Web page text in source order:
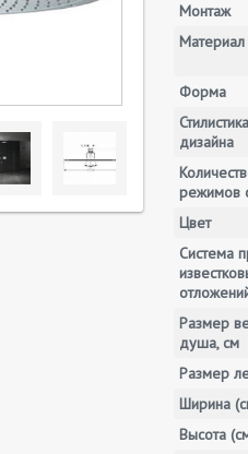
Монтаж
Материал
Форма
Стилистика
дизайна
режимов
Цвет
Система
Размер
душа, см
Размер
Ширина
Высота